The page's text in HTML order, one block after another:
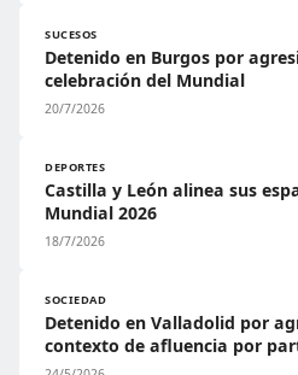
SUCESOS
Detenido en Burgos por
celebración del Mundial
20/7/2026
DEPORTES
Castilla y León alinea sus
Mundial 2026
18/7/2026
SOCIEDAD
Detenido en Valladolid por
contexto de afluencia por